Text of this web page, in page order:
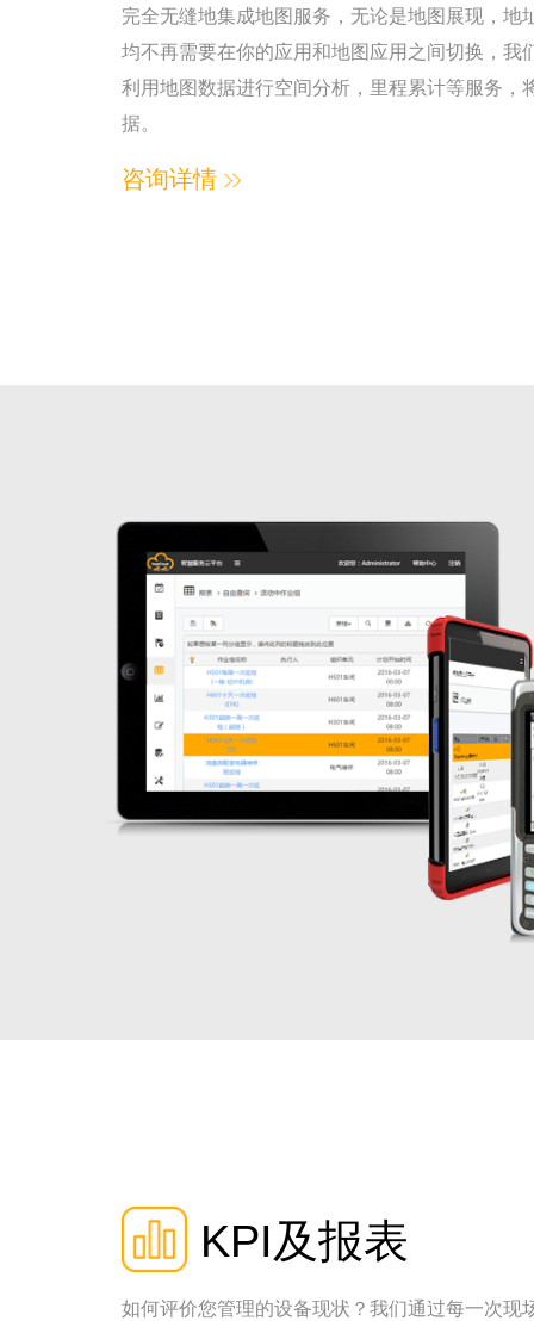
完全无缝地集成地图服务，无论是地图展现，地
均不再需要在你的应用和地图应用之间切换，我
利用地图数据进行空间分析，里程累计等服务，
据。
咨询详情
KPI及报表
如何评价您管理的设备现状？我们通过每一次现